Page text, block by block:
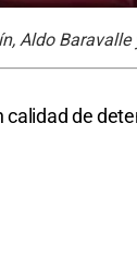
Aldo Baravalle
de